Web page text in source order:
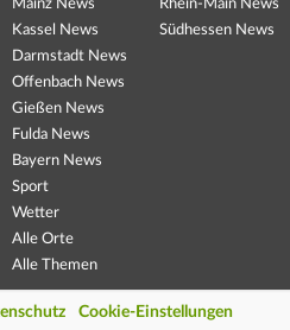
Mainz News
Kassel News
Darmstadt News
Offenbach News
Gießen News
Fulda News
Bayern News
Sport
Wetter
Alle Orte
Alle Themen
Rhein-Main News
Südhessen News
Cookie-Einstellungen